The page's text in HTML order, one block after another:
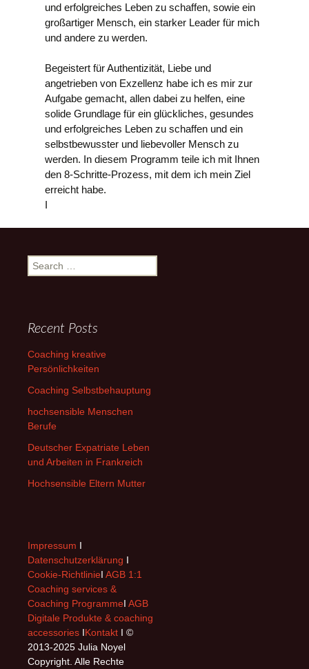
und erfolgreiches Leben zu schaffen, sowie ein
großartiger Mensch, ein starker Leader für mich
und andere zu werden.
Begeistert für Authentizität, Liebe und
angetrieben von Exzellenz habe ich es mir zur
Aufgabe gemacht, allen dabei zu helfen, eine
solide Grundlage für ein glückliches, gesundes
und erfolgreiches Leben zu schaffen und ein
selbstbewusster und liebevoller Mensch zu
werden. In diesem Programm teile ich mit Ihnen
den 8-Schritte-Prozess, mit dem ich mein Ziel
erreicht habe.
I
Search
for:
Recent Posts
Coaching kreative
Persönlichkeiten
Coaching Selbstbehauptung
hochsensible Menschen
Berufe
Deutscher Expatriate Leben
und Arbeiten in Frankreich
Hochsensible Eltern Mutter
Impressum I
Datenschutzerklärung I
Cookie-RichtlinieI AGB 1:1
Coaching services &
Coaching ProgrammeI AGB
Digitale Produkte & coaching
accessories IKontakt I ©
2013-2025 Julia Noyel
Copyright. Alle Rechte